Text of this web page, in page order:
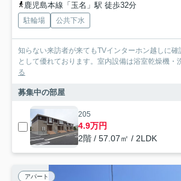
鹿児島本線「玉名」駅 徒歩32分
駐輪場 公共下水
知らない来訪者が来てもTVインターホン越しに
として優れております。室内設備は浴室乾燥機・
る
募集中の部屋
205
4.9万円
2階 / 57.07㎡ / 2LDK
アパート